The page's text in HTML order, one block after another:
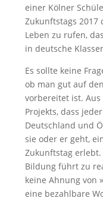
einer Kölner
Zukunftstags 2017
Leben zu rufen,
in deutsche
Es sollte keine
ob man gut auf
vorbereitet ist.
Projekts, dass
Deutschland und
sie oder er geht,
Zukunftstag
Bildung führt zu
keine Ahnung von
eine bezahlbare